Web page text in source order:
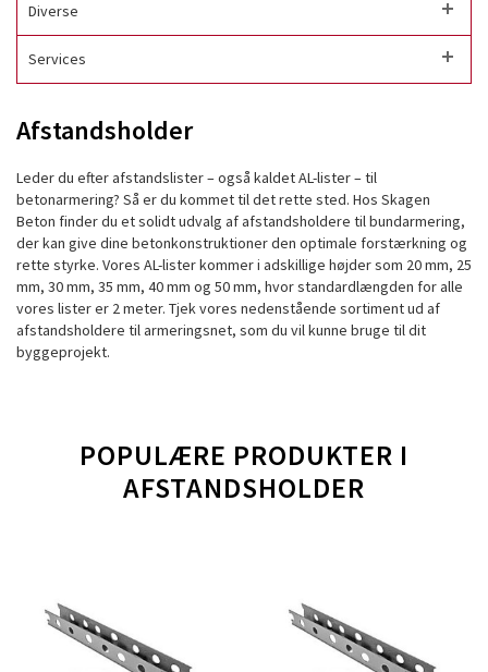
Diverse
Services
Afstandsholder
Leder du efter afstandslister – også kaldet AL-lister – til
betonarmering? Så er du kommet til det rette sted. Hos Skagen
Beton finder du et solidt udvalg af afstandsholdere til bundarmering,
der kan give dine betonkonstruktioner den optimale forstærkning og
rette styrke. Vores AL-lister kommer i adskillige højder som 20 mm, 25
mm, 30 mm, 35 mm, 40 mm og 50 mm, hvor standardlængden for alle
vores lister er 2 meter. Tjek vores nedenstående sortiment ud af
afstandsholdere til armeringsnet, som du vil kunne bruge til dit
byggeprojekt.
POPULÆRE PRODUKTER I
AFSTANDSHOLDER